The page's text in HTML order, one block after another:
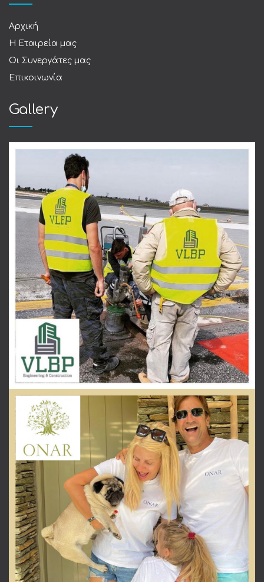
Αρχική
Η Εταιρεία μας
Οι Συνεργάτες μας
Επικοινωνία
Gallery